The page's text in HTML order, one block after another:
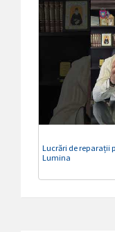
Lucrări de reparații
Lumina